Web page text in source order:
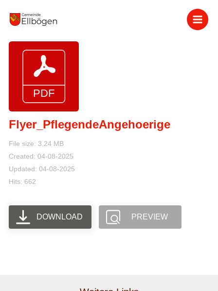
Inhalt
Flyer_PflegendeAngehoerige
File size: 3.24 MB
Created: 04-08-2025
Updated: 04-08-2025
Hits: 662
DOWNLOAD PREVIEW